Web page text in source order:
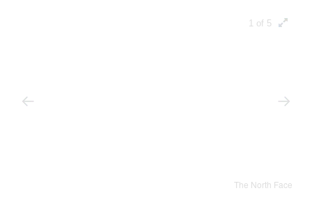
1 of 5
The North Face